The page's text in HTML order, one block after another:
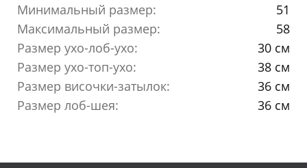
Минимальный размер:
51
Максимальный размер:
58
Размер ухо-лоб-ухо:
30 см
Размер ухо-топ-ухо:
38 см
Размер височки-затылок:
36 см
Размер лоб-шея:
36 см